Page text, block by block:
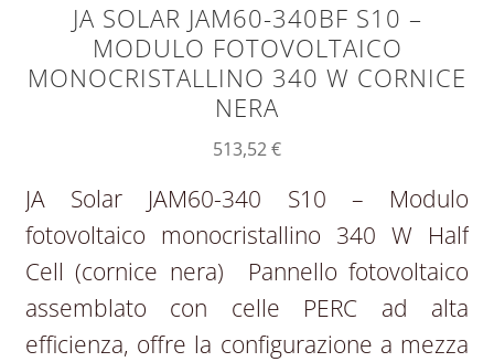
JA SOLAR JAM60-340BF S10 –
MODULO FOTOVOLTAICO
MONOCRISTALLINO 340 W CORNICE
NERA
513,52€
JA Solar JAM60-340 S10 – Modulo
fotovoltaico monocristallino 340 W Half
Cell (cornice nera) Pannello fotovoltaico
assemblato con celle PERC ad alta
efficienza, offre la configurazione a mezza